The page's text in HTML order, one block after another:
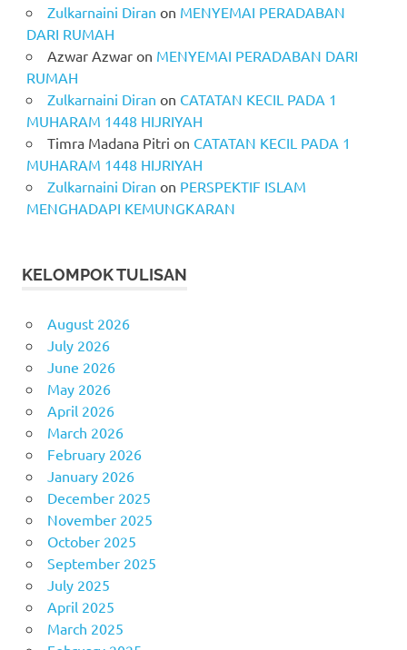
Zulkarnaini Diran on MENYEMAI PERADABAN
DARI RUMAH
Azwar Azwaron MENYEMAI PERADABAN DARI
RUMAH
Zulkarnaini Diran on CATATAN KECIL PADA 1
MUHARAM 1448 HIJRIYAH
Timra Madana Pitri on CATATAN KECIL PADA 1
MUHARAM 1448 HIJRIYAH
Zulkarnaini Diran on PERSPEKTIF ISLAM
MENGHADAPI KEMUNGKARAN
KELOMPOK TULISAN
August 2026
July 2026
June 2026
May 2026
April 2026
March 2026
February 2026
January 2026
December 2025
November 2025
October 2025
September 2025
July 2025
April 2025
March 2025